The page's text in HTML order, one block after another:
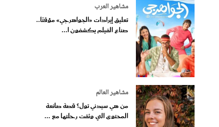
مشاهير العرب
تعليق إيرادات «الجواهرجي» مؤقتًا..
صناع الفيلم يكشفون ا...
مشاهير العالم
من هي سيدني تول؟ قصة صانعة
المحتوى التي وثقت رحلتها مع ...